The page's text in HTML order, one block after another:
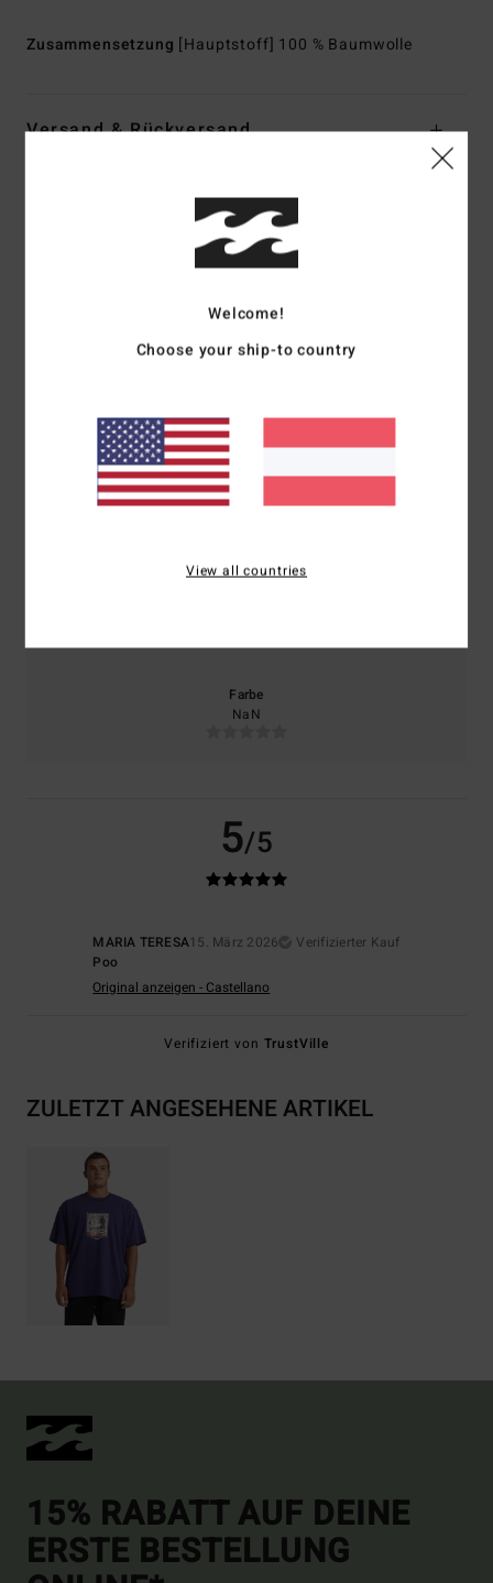
Zusammensetzung [Hauptstoff] 100 % Baumwolle
Versand & Rückversand
Kundenbewertungen
5.0/5
basierend auf1 verifizierten Bewertungen
0% unserer Kunden empfehlen dieses Produkt
Komfort
Preis-Leistungs-Verhältnis
Farbe
NaN
5/5
MARIA TERESA15. März 2026
Verifizierter Kauf
Poo
Original anzeigen - Castellano
Verifiziert von TrustVille
ZULETZT ANGESEHENE ARTIKEL
15% RABATT AUF DEINE
ERSTE BESTELLUNG
Welcome!
Choose your ship-to country
View all countries